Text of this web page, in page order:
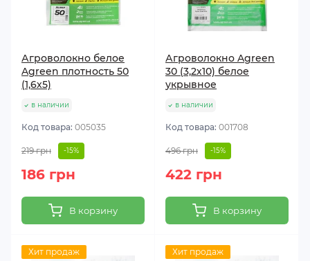
Агроволокно белое
Agreen плотность 50
(1,6х5)
в наличии
Код товара: 005035
219 грн -15%
186 грн
В корзину
Агроволокно Agreen
30 (3,2х10) белое
укрывное
в наличии
Код товара: 001708
496 грн -15%
422 грн
В корзину
Хит продаж Хит продаж